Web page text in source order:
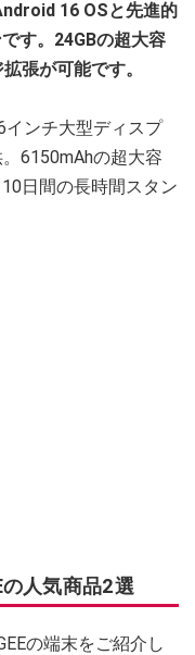
16 OSと先進的
す。24GBの超大容
張が可能です。
インチ大型ディスプ
6150mAhの超大容
日間の長時間スタン
の人気商品2選
の端末をご紹介し